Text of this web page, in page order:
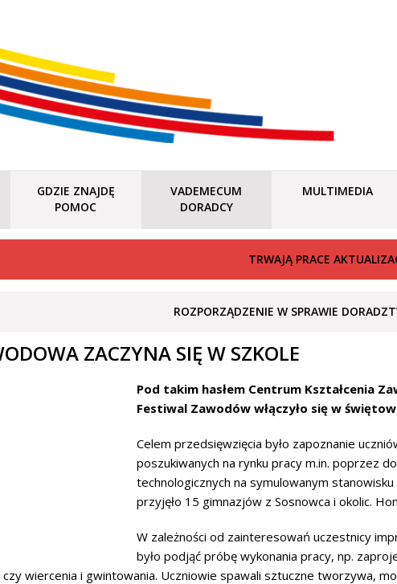
GDZIE ZNAJDĘ
POMOC
VADEMECUM
DORADCY
MULTIMEDIA
TRWAJĄ PRACE
ROZPORZĄDZENIE W SPRAWIE
ZACZYNA SIĘ W SZKOLE
Pod takim hasłem Centrum Kształcenia
Festiwal Zawodów włączyło się w
Celem przedsięwzięcia było zapoznanie
poszukiwanych na rynku pracy m.in. poprzez
technologicznych na symulowanym
przyjęło 15 gimnazjów z Sosnowca i okolic.
W zależności od zainteresowań uczestnicy
było podjąć próbę wykonania pracy, np.
wiercenia i gwintowania. Uczniowie spawali sztuczne tworzywa,